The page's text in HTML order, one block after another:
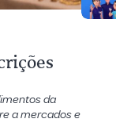
da
a mercados e